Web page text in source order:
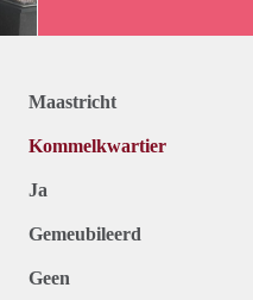
Maastricht
Kommelkwartier
Ja
Gemeubileerd
Geen